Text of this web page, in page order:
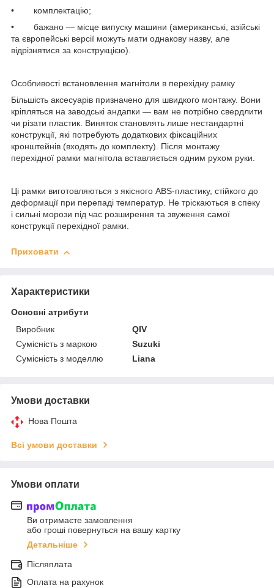
• комплектацію;
• бажано — місце випуску машини (американські, азійські
та європейські версії можуть мати однакову назву, але
відрізнятися за конструкцією).
Особливості встановлення магнітоли в перехідну рамку
Більшість аксесуарів призначено для швидкого монтажу. Вони
кріпляться на заводські андапки — вам не потрібно свердлити
чи різати пластик. Виняток становлять лише нестандартні
конструкції, які потребують додаткових фіксаційних
кронштейнів (входять до комплекту). Після монтажу
перехідної рамки магнітола вставляється одним рухом руки.
Ці рамки виготовляються з якісного ABS-пластику, стійкого до
деформації при перепаді температур. Не тріскаються в спеку
і сильні морози під час розширення та звуження самої
конструкції перехідної рамки.
Приховати
Характеристики
Основні атрибути
Виробник
QIV
Сумісність з маркою
Suzuki
Сумісність з моделлю
Liana
Умови доставки
Нова Пошта
Всі умови доставки
Умови оплати
Ви отримаєте замовлення
або гроші повернуться на вашу картку
Детальніше
Післяплата
Оплата на рахунок